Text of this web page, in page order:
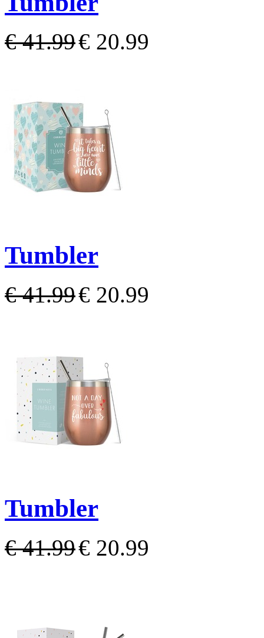
€ 41.99€ 20.99
Tumbler
€ 41.99€ 20.99
Tumbler
€ 41.99€ 20.99